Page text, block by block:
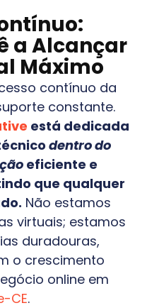
a Alcançar
Máximo
contínuo da
constante.
está dedicada
dentro do
eficiente e
que qualquer
Não estamos
virtuais; estamos
duradouras,
o crescimento
online em
CE.